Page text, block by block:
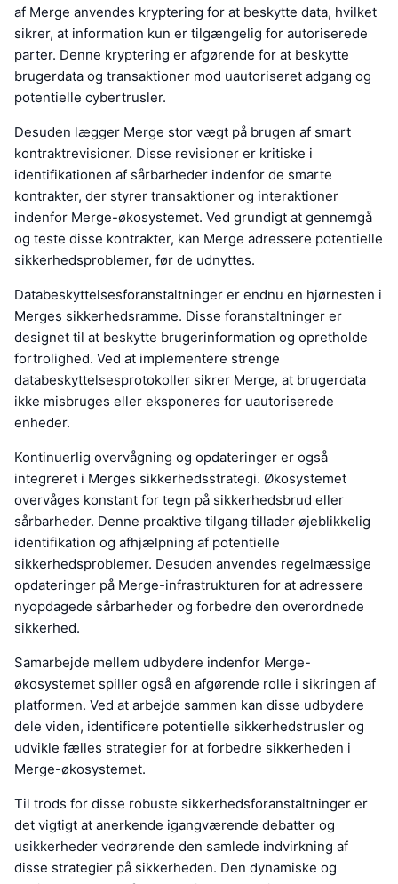
af Merge anvendes kryptering for at beskytte data, hvilket
sikrer, at information kun er tilgængelig for autoriserede
parter. Denne kryptering er afgørende for at beskytte
brugerdata og transaktioner mod uautoriseret adgang og
potentielle cybertrusler.
Desuden lægger Merge stor vægt på brugen af smart
kontraktrevisioner. Disse revisioner er kritiske i
identifikationen af sårbarheder indenfor de smarte
kontrakter, der styrer transaktioner og interaktioner
indenfor Merge-økosystemet. Ved grundigt at gennemgå
og teste disse kontrakter, kan Merge adressere potentielle
sikkerhedsproblemer, før de udnyttes.
Databeskyttelsesforanstaltninger er endnu en hjørnesten i
Merges sikkerhedsramme. Disse foranstaltninger er
designet til at beskytte brugerinformation og opretholde
fortrolighed. Ved at implementere strenge
databeskyttelsesprotokoller sikrer Merge, at brugerdata
ikke misbruges eller eksponeres for uautoriserede
enheder.
Kontinuerlig overvågning og opdateringer er også
integreret i Merges sikkerhedsstrategi. Økosystemet
overvåges konstant for tegn på sikkerhedsbrud eller
sårbarheder. Denne proaktive tilgang tillader øjeblikkelig
identifikation og afhjælpning af potentielle
sikkerhedsproblemer. Desuden anvendes regelmæssige
opdateringer på Merge-infrastrukturen for at adressere
nyopdagede sårbarheder og forbedre den overordnede
sikkerhed.
Samarbejde mellem udbydere indenfor Merge-
økosystemet spiller også en afgørende rolle i sikringen af
platformen. Ved at arbejde sammen kan disse udbydere
dele viden, identificere potentielle sikkerhedstrusler og
udvikle fælles strategier for at forbedre sikkerheden i
Merge-økosystemet.
Til trods for disse robuste sikkerhedsforanstaltninger er
det vigtigt at anerkende igangværende debatter og
usikkerheder vedrørende den samlede indvirkning af
disse strategier på sikkerheden. Den dynamiske og